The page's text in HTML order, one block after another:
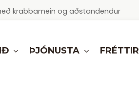
krabbamein og aðstandendur
ÞJÓNUSTA FRÉTTIR